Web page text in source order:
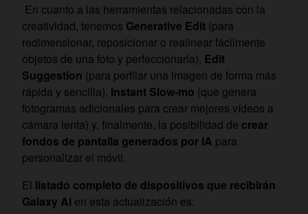
En cuanto a las herramientas relacionadas con la
creatividad, tenemos Generative Edit (para
redimensionar, reposicionar o realinear fácilmente
objetos de una foto y perfeccionarla), Edit
Suggestion (para perfilar una imagen de forma más
rápida y sencilla), Instant Slow-mo (que genera
fotogramas adicionales para crear mejores vídeos a
cámara lenta) y, finalmente, la posibilidad de crear
fondos de pantalla generados por IA para
personalizar el móvil.
El listado completo de dispositivos que recibirán
Galaxy AI en esta actualización es: